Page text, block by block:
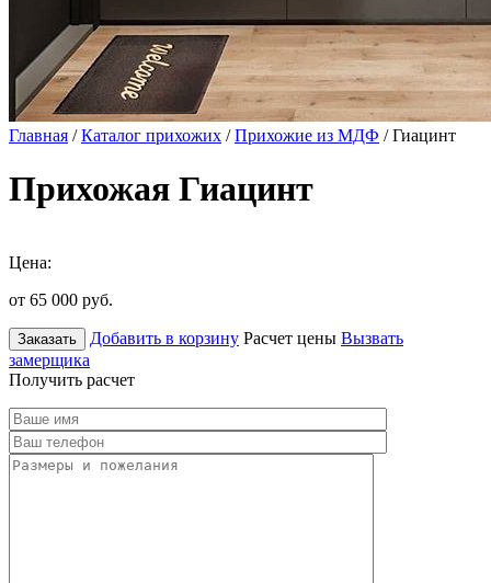
Главная /Каталог прихожих /Прихожие из МДФ / Гиацинт
Прихожая Гиацинт
Цена:
от 65 000 руб.
Заказать Добавить в корзину Расчет цены Вызвать
замерщика
Получить расчет